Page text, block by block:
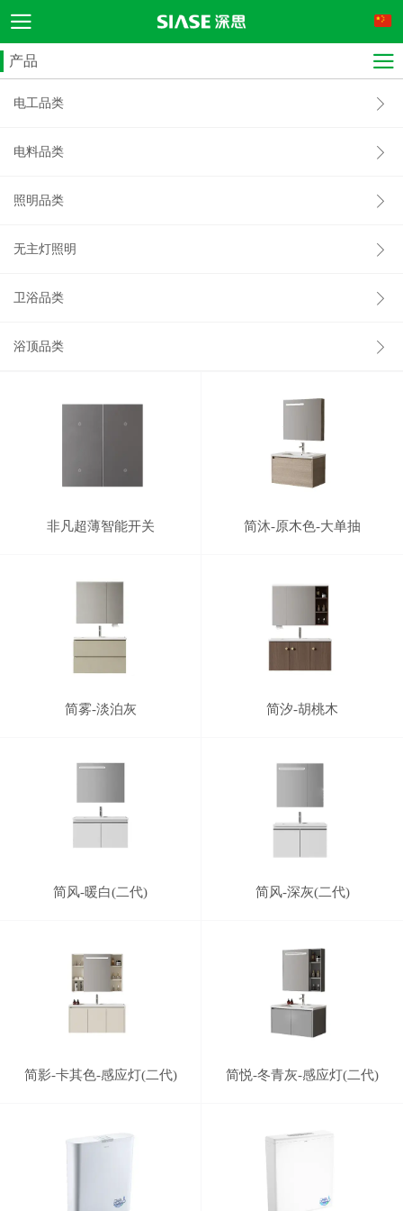
产品
电工品类
电料品类
照明品类
无主灯照明
卫浴品类
浴顶品类
非凡超薄智能开关 简沐-原木色-大单抽
简雾-淡泊灰 简汐-胡桃木
简风-暖白(二代) 简风-深灰(二代)
简影-卡其色-感应灯(二代) 简悦-冬青灰-感应灯(二代)